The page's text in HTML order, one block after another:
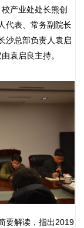
产业处处长熊创
代表、常务副院长
沙总部负责人袁启
袁启良主持。
要解读，指出2019